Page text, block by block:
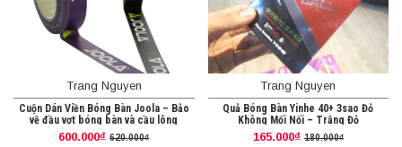
Trang Nguyen
Cuộn Dán Viền Bóng Bàn Joola – Bảo
vệ đầu vợt bóng bàn và cầu lông
600.000₫ 620.000₫
Trang Nguyen
Quả Bóng Bàn Yinhe 40+ 3sao Đỏ
Không Mối Nối – Trắng Đỏ
165.000₫ 180.000₫